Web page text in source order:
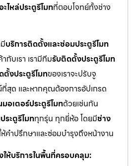
ไหล่ประตูรีโมทที่ตอบโจทย์ทั้งช่าง
บริการติดตั้งและซ่อมประตูรีโมท
กับเรา เรามีทีมรับติดตั้งประตูรีโมท
ตั้งประตูรีโมทของเราจะปรับจู
สุด และหากคุณต้องการอัปเกรด
อเตอร์ประตูรีโมทด้วยเช่นกัน
ระตูรีโมททุกรุ่น ทุกยี่ห้อ โดยมีช่าง
คำปรึกษาและซ่อมบำรุงถึงหน้างาน
ห้บริการในพื้นที่ครอบคลุม: